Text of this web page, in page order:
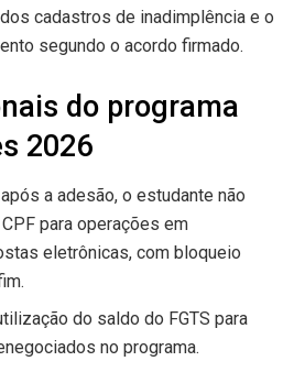
cadastros de inadimplência e o
segundo o acordo firmado.
do programa
2026
a adesão, o estudante não
para operações em
eletrônicas, com bloqueio
do saldo do FGTS para
no programa.